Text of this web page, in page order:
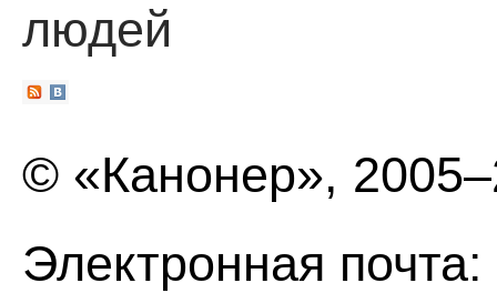
людей
© «Канонер»,
Электронная почта: